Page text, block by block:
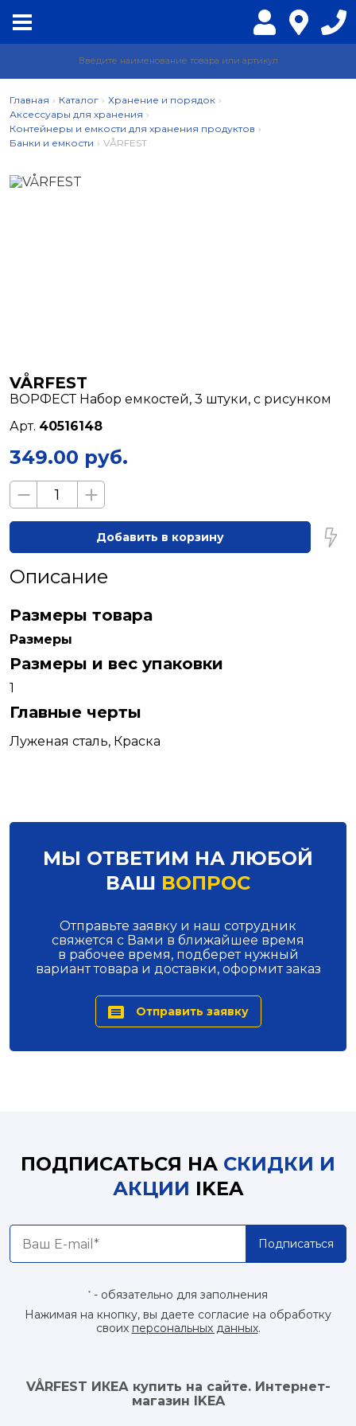
Главная › Каталог › Хранение и порядок ›
Аксессуары для хранения ›
Контейнеры и емкости для хранения продуктов ›
Банки и емкости › VÅRFEST
VÅRFEST
ВОРФЕСТ Набор емкостей, 3 штуки, с рисунком
Арт. 40516148
349.00 руб.
Добавить в корзину
Описание
Размеры товара
Размеры
Размеры и вес упаковки
1
Главные черты
Луженая сталь, Краска
МЫ ОТВЕТИМ НА ЛЮБОЙ
ВАШ ВОПРОС
Отправьте заявку и наш сотрудник
свяжется с Вами в ближайшее время
в рабочее время, подберет нужный
вариант товара и доставки, оформит заказ
Отправить заявку
ПОДПИСАТЬСЯ НА СКИДКИ И
АКЦИИ IKEA
Подписаться
* - обязательно для заполнения
Нажимая на кнопку, вы даете согласие на обработку
своих персональных данных.
VÅRFEST ИКЕА купить на сайте. Интернет-
магазин IKEA